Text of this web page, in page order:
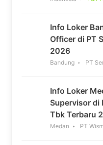
Info Loker
Officer di PT
2026
Bandung PT
Info Loker
Supervisor di
Tbk Terbaru
Medan PT